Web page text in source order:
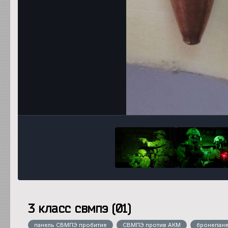
3 класс свмпэ (01)
панель СВМПЭ пробитие СВМПЭ против АКМ